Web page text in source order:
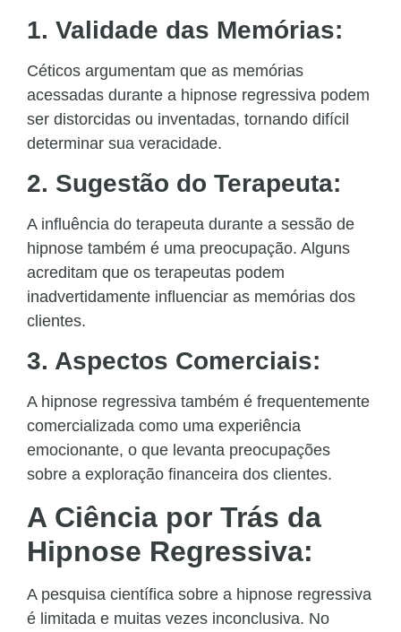
1. Validade das Memórias:
Céticos argumentam que as memórias
acessadas durante a hipnose regressiva podem
ser distorcidas ou inventadas, tornando difícil
determinar sua veracidade.
2. Sugestão do Terapeuta:
A influência do terapeuta durante a sessão de
hipnose também é uma preocupação. Alguns
acreditam que os terapeutas podem
inadvertidamente influenciar as memórias dos
clientes.
3. Aspectos Comerciais:
A hipnose regressiva também é frequentemente
comercializada como uma experiência
emocionante, o que levanta preocupações
sobre a exploração financeira dos clientes.
A Ciência por Trás da
Hipnose Regressiva:
A pesquisa científica sobre a hipnose regressiva
é limitada e muitas vezes inconclusiva. No